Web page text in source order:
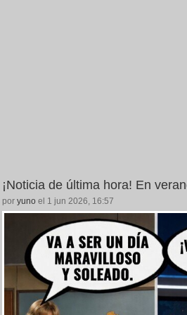
¡Noticia de última hora! En
por yuno el 1 jun 2026, 16:57